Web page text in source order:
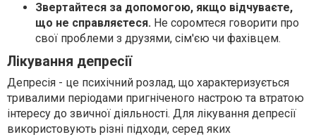
Звертайтеся за допомогою, якщо відчуваєте,
що не справляєтеся. Не соромтеся говорити про
свої проблеми з друзями, сім'єю чи фахівцем.
Лікування депресії
Депресія - це психічний розлад, що характеризується
тривалими періодами пригніченого настрою та втратою
інтересу до звичної діяльності. Для лікування депресії
використовують різні підходи, серед яких